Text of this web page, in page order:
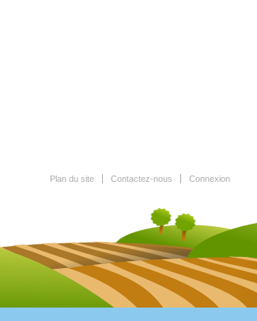
Plan du site Contactez-nous Connexion